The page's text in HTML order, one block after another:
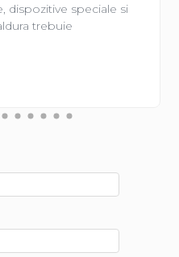
dispozitive speciale si
trebuie